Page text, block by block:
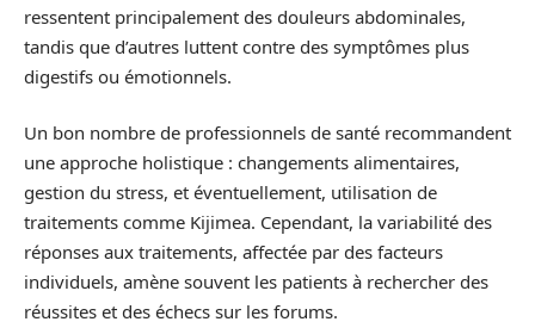
ressentent principalement des douleurs abdominales,
tandis que d’autres luttent contre des symptômes plus
digestifs ou émotionnels.
Un bon nombre de professionnels de santé recommandent
une approche holistique : changements alimentaires,
gestion du stress, et éventuellement, utilisation de
traitements comme Kijimea. Cependant, la variabilité des
réponses aux traitements, affectée par des facteurs
individuels, amène souvent les patients à rechercher des
réussites et des échecs sur les forums.